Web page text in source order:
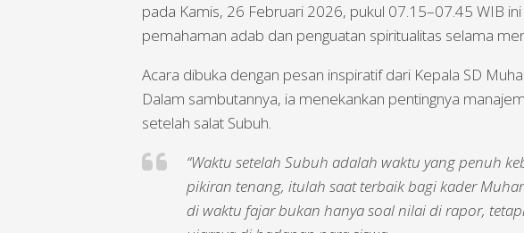
pada Kamis, 26 Februari 2026, pukul 07.15–07.45 WIB
pemahaman adab dan penguatan spiritualitas selama
Acara dibuka dengan pesan inspiratif dari Kepala SD
Dalam sambutannya, ia menekankan pentingnya
setelah salat Subuh.
“Waktu setelah Subuh adalah waktu yang penuh
pikiran tenang, itulah saat terbaik bagi kader
di waktu fajar bukan hanya soal nilai di rapor,